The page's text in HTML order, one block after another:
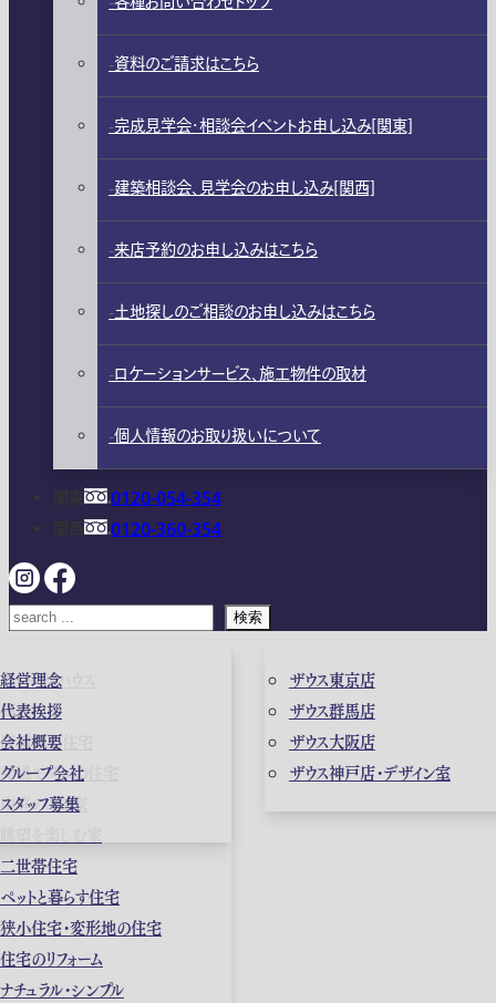
ガレージハウス
高級住宅
店舗併用住宅
和風モダンの住宅
中庭のある家
二世帯住宅
ペットと暮らす住宅
狭小住宅・変形地の住宅
住宅のリフォーム
ナチュラル・シンプル
経営理念
代表挨拶
会社概要
グループ会社
スタッフ募集
ザウス東京店
ザウス群馬店
ザウス大阪店
ザウス神戸店・デザイン室
資料のご請求はこちら
完成見学会・相談会イベントお申し込み[関東]
建築相談会、見学会のお申し込み[関西]
来店予約のお申し込みはこちら
土地探しのご相談のお申し込みはこちら
ロケーションサービス、施工物件の取材
個人情報のお取り扱いについて
0120-054-354
0120-360-354
検索